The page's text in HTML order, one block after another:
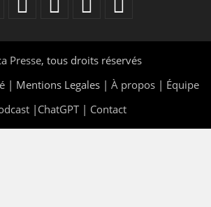
Presse, tous droits réservés
| Mentions Legales | À propos | Équipe
| ChatGPT| Contact